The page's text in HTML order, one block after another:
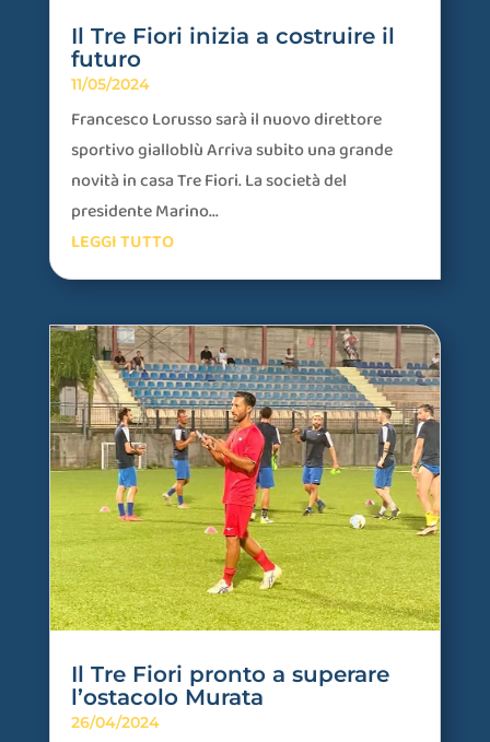
Il Tre Fiori inizia a costruire il
futuro
11/05/2024
Francesco Lorusso sarà il nuovo direttore
sportivo gialloblù Arriva subito una grande
novità in casa Tre Fiori. La società del
presidente Marino...
LEGGI TUTTO
Il Tre Fiori pronto a superare
l’ostacolo Murata
26/04/2024